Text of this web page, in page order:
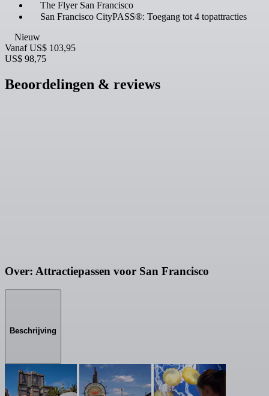
The Flyer San Francisco
San Francisco CityPASS®: Toegang tot 4 topattracties
Nieuw
Vanaf US$ 103,95
US$ 98,75
Beoordelingen & reviews
Over: Attractiepassen voor San Francisco
Beschrijving